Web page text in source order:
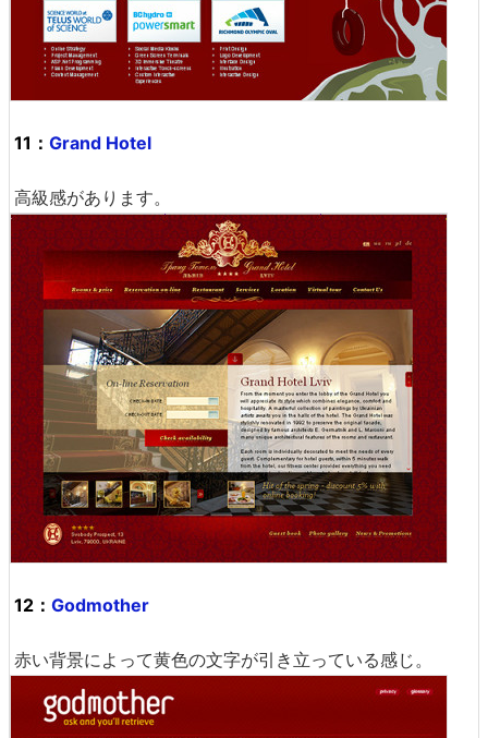
11： Grand Hotel
高級感があります。
12： Godmother
赤い背景によって黄色の文字が引き立っている感じ。